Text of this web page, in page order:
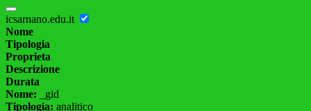
icsarnano.edu.it
Nome
Tipologia
Proprieta
Descrizione
Durata
Nome: _gid
Tipologia: analitico